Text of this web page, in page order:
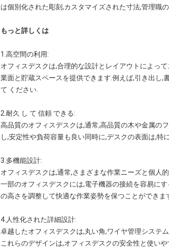
は個別化された彫刻,カスタマイズされた寸法,管理職
もっと詳しくは
1.高空間の利用:
オフィスデスクは,合理的な設計とレイアウトによっ
業面と貯蔵スペースを提供できます.例えば,引き出し,
て ください.
2.耐久 し て 信頼 できる:
高品質のオフィスデスクは,通常,高品質の木や金属の
し,安定性や負荷容量も良い同時に,デスクの表面は,
3.多機能設計:
オフィスデスクは,通常,さまざまな作業ニーズと個人
一部のオフィスデスクには,電子機器の接続を容易に
の高さを調整して快適な作業姿勢を保つことができ
4.人性化された詳細設計:
卓越したオフィスデスクは,丸い角,ワイヤ管理システ
これらのデザインは,オフィスデスクの安全性と使い